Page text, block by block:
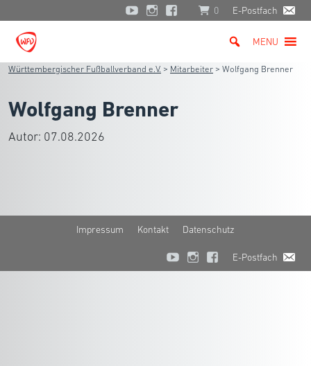
0 E-Postfach
MENU
Württembergischer Fußballverband e.V. > Mitarbeiter > Wolfgang Brenner
Wolfgang Brenner
Autor: 07.08.2026
Impressum Kontakt Datenschutz
E-Postfach